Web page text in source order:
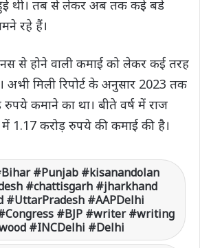
हुई थी। तब से लेकर अब तक कई बडे
रहे हैं।
से होने वाली कमाई को लेकर कई तरह
अभी मिली रिपोर्ट के अनुसार 2023 तक
कमाने का था। बीते वर्ष में राज
में 1.17 करोड़ रुपये की कमाई की है।
#Punjab #kisanandolan
#chattisgarh #jharkhand
#UttarPradesh #AAPDelhi
#BJP #writer #writing
#INCDelhi #Delhi